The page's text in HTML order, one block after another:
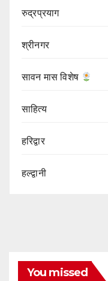
रुद्रप्रयाग
श्रीनगर
सावन मास विशेष
साहित्य
हरिद्वार
हल्द्वानी
You missed